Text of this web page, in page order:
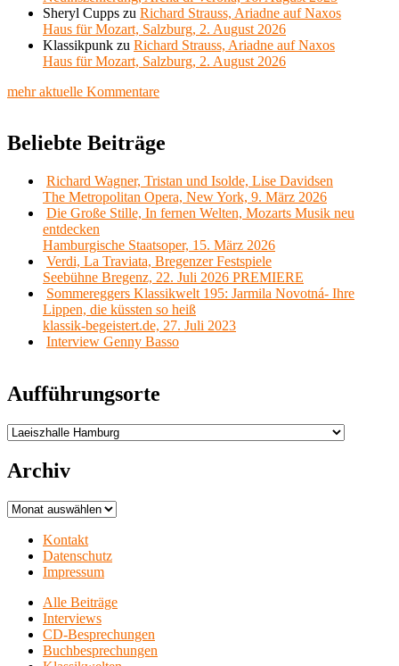
Sheryl Cupps zu Richard Strauss, Ariadne auf Naxos
Haus für Mozart, Salzburg, 2. August 2026
Klassikpunk zu Richard Strauss, Ariadne auf Naxos
Haus für Mozart, Salzburg, 2. August 2026
mehr aktuelle Kommentare
Beliebte Beiträge
Richard Wagner, Tristan und Isolde, Lise Davidsen
The Metropolitan Opera, New York, 9. März 2026
Die Große Stille, In fernen Welten, Mozarts Musik neu
entdecken
Hamburgische Staatsoper, 15. März 2026
Verdi, La Traviata, Bregenzer Festspiele
Seebühne Bregenz, 22. Juli 2026 PREMIERE
Sommereggers Klassikwelt 195: Jarmila Novotná- Ihre
Lippen, die küssten so heiß
klassik-begeistert.de, 27. Juli 2023
Interview Genny Basso
Aufführungsorte
Aufführungsorte
Archiv
Archiv
Kontakt
Datenschutz
Impressum
Alle Beiträge
Interviews
CD-Besprechungen
Buchbesprechungen